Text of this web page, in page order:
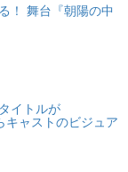
！ 舞台『朝陽の中
イトルが
キャストのビジュア